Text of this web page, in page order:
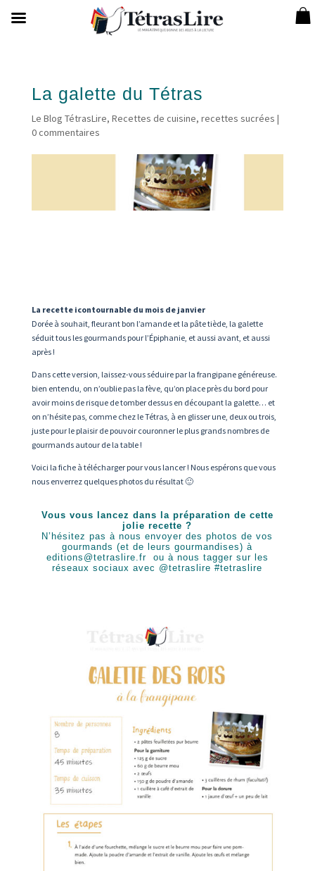
La galette du Tétras
Le Blog TétrasLire, Recettes de cuisine, recettes sucrées |
0 commentaires
La recette icontournable du mois de janvier
Dorée à souhait, fleurant bon l’amande et la pâte tiède, la galette
séduit tous les gourmands pour l’Épiphanie, et aussi avant, et aussi
après !
Dans cette version, laissez-vous séduire par la frangipane généreuse.
bien entendu, on n’oublie pas la fève, qu’on place près du bord pour
avoir moins de risque de tomber dessus en découpant la galette… et
on n’hésite pas, comme chez le Tétras, à en glisser une, deux ou trois,
juste pour le plaisir de pouvoir couronner le plus grands nombres de
gourmands autour de la table !
Voici la fiche à télécharger pour vous lancer ! Nous espérons que vous
nous enverrez quelques photos du résultat 🙂
Vous vous lancez dans la préparation de cette
jolie recette ?
N’hésitez pas à nous envoyer des photos de vos
gourmands (et de leurs gourmandises) à
editions@tetraslire.frou à nous tagger sur les
réseaux sociaux avec @tetraslire #tetraslire